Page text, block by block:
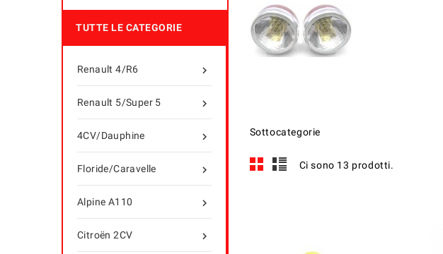
TUTTE LE CATEGORIE

Renault 4/R6

Renault 5/Super 5

4CV/Dauphine

Floride/Caravelle

Alpine A110

Citroën 2CV
Sottocategorie
Ci sono 13 prodotti.